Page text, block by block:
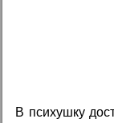
В психушку